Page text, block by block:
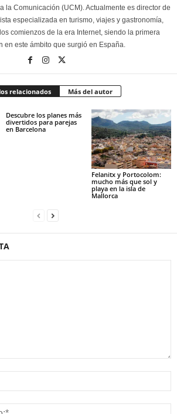
la Comunicación (UCM). Actualmente es director de
especializada en turismo, viajes y gastronomía,
comienzos de la era Internet, siendo la primera
en este ámbito que surgió en España.
relacionados Más del autor
Descubre los planes más
divertidos para parejas
en Barcelona
Felanitx y Portocolom:
mucho más que sol y
playa en la isla de
Mallorca